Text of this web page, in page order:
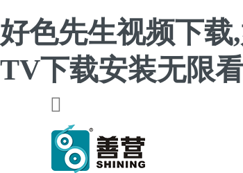
好色先生视频下
TV下载安装无限